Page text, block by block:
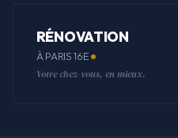
RÉNOVATION
À PARIS 16E
Votre chez-vous, en mieux.